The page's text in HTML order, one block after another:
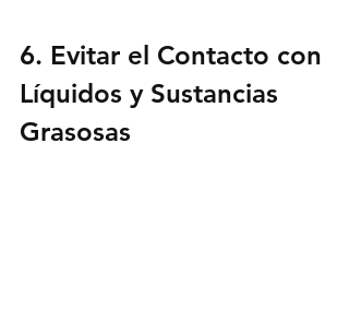
6. Evitar el Contacto con
Líquidos y Sustancias
Grasosas